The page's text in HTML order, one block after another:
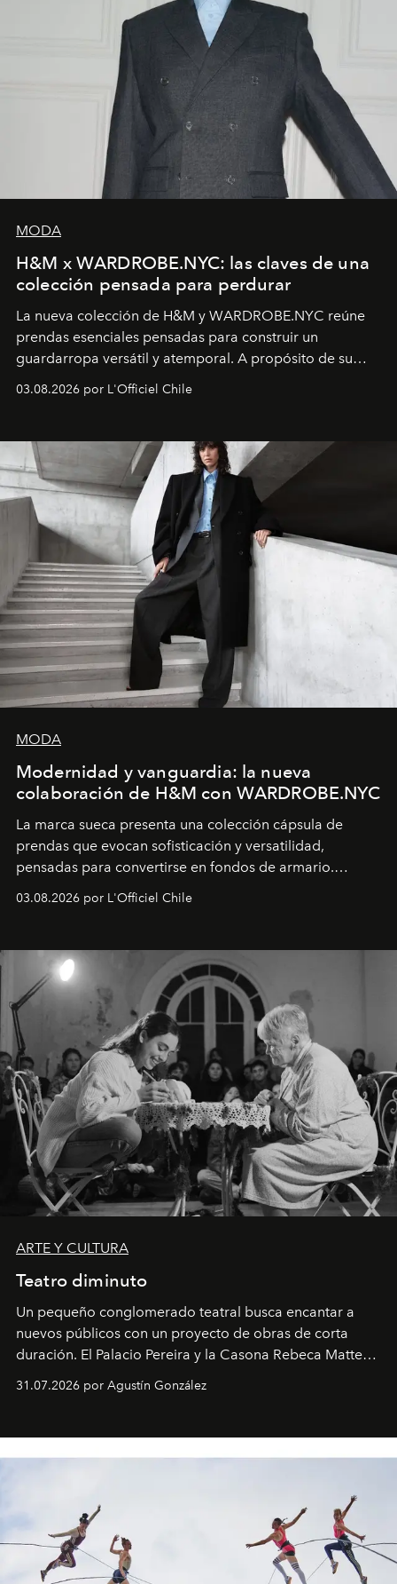
MODA
H&M x WARDROBE.NYC: las claves de una
colección pensada para perdurar
La nueva colección de H&M y WARDROBE.NYC reúne
prendas esenciales pensadas para construir un
guardarropa versátil y atemporal. A propósito de su
lanzamiento, los fundadores de la firma neoyorquina y
la asesora creativa y jefa de diseño global de la marca
y la filosofía detrás de la propuesta.
03.08.2026 por L'Officiel Chile
MODA
Modernidad y vanguardia: la nueva
colaboración de H&M con WARDROBE.NYC
La marca sueca presenta una colección cápsula de
prendas que evocan sofisticación y versatilidad,
pensadas para convertirse en fondos de armario.
Disponible en Chile desde el 6 de agosto.
03.08.2026 por L'Officiel Chile
ARTE Y CULTURA
Teatro diminuto
Un pequeño conglomerado teatral busca encantar a
nuevos públicos con un proyecto de obras de corta
duración. El Palacio Pereira y la Casona Rebeca Matte
son algunos de los lugares que han albergado estas
miniobras. Sus puestas en escena son limpias; ponen el
31.07.2026 por Agustín González